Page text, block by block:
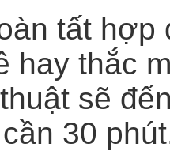
tất hợp
hay thắc
sẽ
30